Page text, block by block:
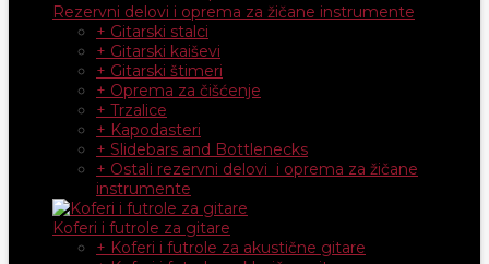
Rezervni delovi i oprema za žičane instrumente
+ Gitarski stalci
+ Gitarski kaiševi
+ Gitarski štimeri
+ Oprema za čišćenje
+ Trzalice
+ Kapodasteri
+ Slidebars and Bottlenecks
+ Ostali rezervni delovi i oprema za žičane
instrumente
Koferi i futrole za gitare
+ Koferi i futrole za akustične gitare